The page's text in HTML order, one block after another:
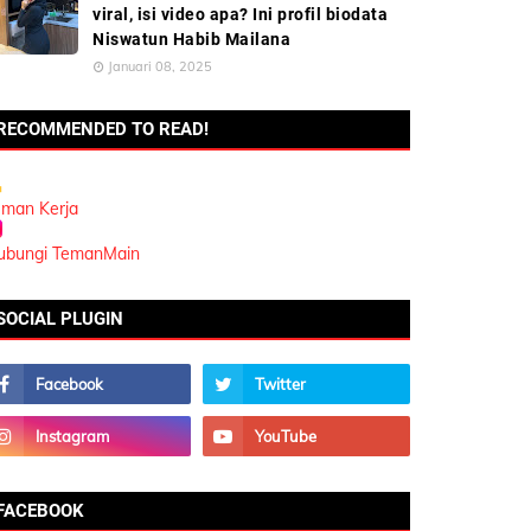
viral, isi video apa? Ini profil biodata
Niswatun Habib Mailana
Januari 08, 2025
TO READ!
Kerja
TemanMain
PLUGIN